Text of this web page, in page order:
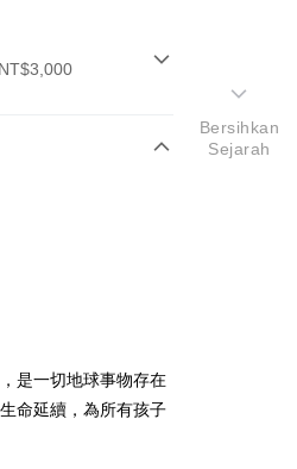
是一切地球事物存在
命延續，為所有孩子
Bersihkan
Sejarah